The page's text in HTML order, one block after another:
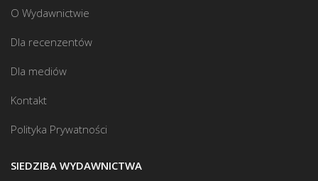
O Wydawnictwie
Dla recenzentów
Dla mediów
Kontakt
Polityka Prywatności
SIEDZIBA WYDAWNICTWA